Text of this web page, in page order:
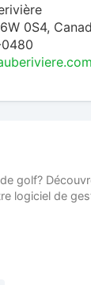
0S4,
golf?
logiciel de